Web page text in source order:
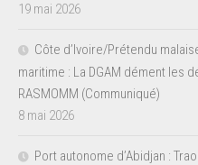
19 mai 2026
Côte d’Ivoire/Prétendu
maritime : La DGAM dément les
RASMOMM (Communiqué)
8 mai 2026
Port autonome d’Abidjan :